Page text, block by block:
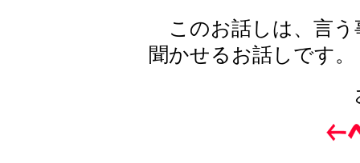
このお話しは、言う
聞かせるお話しです。